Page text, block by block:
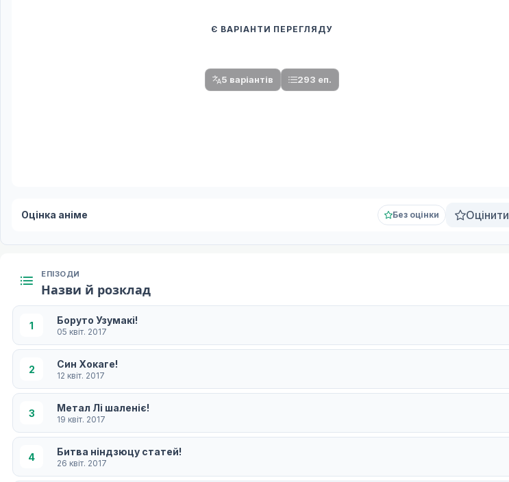
Є ВАРІАНТИ ПЕРЕГЛЯДУ
5 варіантів 293 еп.
Оцінка аніме Без оцінки Оцінити
ЕПІЗОДИ
Назви й розклад
1 Боруто Узумакі!
05 квіт. 2017
2 Син Хокаге!
12 квіт. 2017
3 Метал Лі шаленіє!
19 квіт. 2017
4 Битва ніндзюцу статей!
26 квіт. 2017